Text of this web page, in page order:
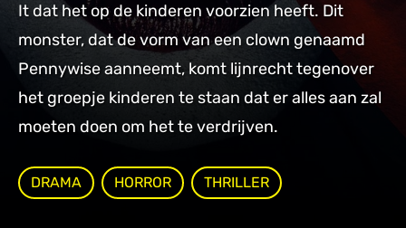
It dat het op de kinderen voorzien heeft. Dit
monster, dat de vorm van een clown genaamd
Pennywise aanneemt, komt lijnrecht tegenover
het groepje kinderen te staan dat er alles aan zal
moeten doen om het te verdrijven.
DRAMA HORROR THRILLER